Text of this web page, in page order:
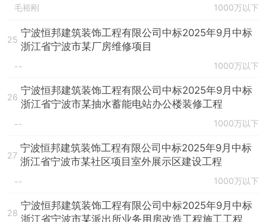
毛裕刚 1000万以下
25
宁波恒邦建筑装饰工程有限公司中标2025年9月中标
浙江省宁波市某厂房维修项目
-- 1000万以下
26
宁波恒邦建筑装饰工程有限公司中标2025年9月中标
浙江省宁波市某抽水蓄能电站办公楼装修工程
-- 1000万以下
27
宁波恒邦建筑装饰工程有限公司中标2025年9月中标
浙江省宁波市某社区项目室外展示区建设工程
-- 1000万以下
28
宁波恒邦建筑装饰工程有限公司中标2025年9月中标
浙江省宁波市某派出所业务用房改造工程施工工程